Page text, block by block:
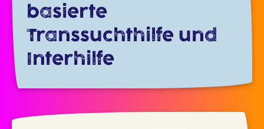
basierte
Transsuchthilfe und
Interhilfe